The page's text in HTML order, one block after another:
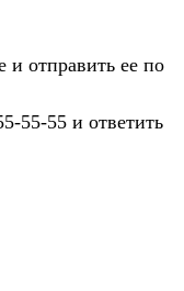
и отправить ее по
55-55 и ответить